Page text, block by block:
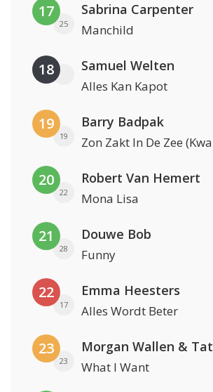
17
25
Sabrina Carpenter
Manchild
18 Samuel Welten
Alles Kan Kapot
19
19
Barry Badpak
Zon Zakt In De Zee
20
22
Robert Van Hemert
Mona Lisa
21
28
Douwe Bob
Funny
22
17
Emma Heesters
Alles Wordt Beter
23
23
Morgan Wallen &
What I Want